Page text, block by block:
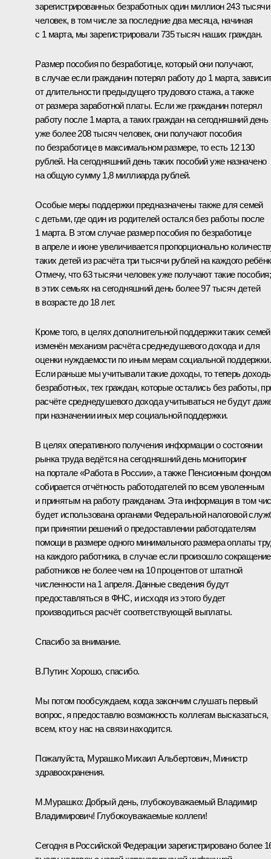
зарегистрированных безработных один миллион 243 тысячи
человек, в том числе за последние два месяца, начиная
с 1 марта, мы зарегистрировали 735 тысяч наших граждан.
Размер пособия по безработице, который они получают,
в случае если гражданин потерял работу до 1 марта,
от длительности предыдущего трудового стажа, а также
от размера заработной платы. Если же гражданин потерял
работу после 1 марта, а таких граждан на сегодняшний день
уже более 208 тысяч человек, они получают пособия
по безработице в максимальном размере, то есть 12 130
рублей. На сегодняшний день таких пособий уже назначено
на общую сумму 1,8 миллиарда рублей.
Особые меры поддержки предназначены также для семей
с детьми, где один из родителей остался без работы после
1 марта. В этом случае размер пособия по безработице
в апреле и июне увеличивается пропорционально
таких детей из расчёта три тысячи рублей на каждого
Отмечу, что 63 тысячи человек уже получают такие пособия;
в этих семьях на сегодняшний день более 97 тысяч детей
в возрасте до 18 лет.
Кроме того, в целях дополнительной поддержки таких семей
изменён механизм расчёта среднедушевого дохода и для
оценки нуждаемости по иным мерам социальной поддержки.
Если раньше мы учитывали такие доходы, то теперь
безработных, тех граждан, которые остались без работы,
расчёте среднедушевого дохода учитываться не будут
при назначении иных мер социальной поддержки.
В целях оперативного получения информации о состоянии
рынка труда ведётся на сегодняшний день мониторинг
на портале «Работа в России», а также Пенсионным фондом
собирается отчётность работодателей по всем уволенным
и принятым на работу гражданам. Эта информация в том
будет использована органами Федеральной налоговой
при принятии решений о предоставлении работодателям
помощи в размере одного минимального размера оплаты
на каждого работника, в случае если произошло сокращение
работников не более чем на 10 процентов от штатной
численности на 1 апреля. Данные сведения будут
предоставляться в ФНС, и исходя из этого будет
производиться расчёт соответствующей выплаты.
Спасибо за внимание.
В.Путин: Хорошо, спасибо.
Мы потом пообсуждаем, когда закончим слушать первый
вопрос, я предоставлю возможность коллегам высказаться,
всем, кто у нас на связи находится.
Пожалуйста, Мурашко Михаил Альбертович, Министр
здравоохранения.
М.Мурашко: Добрый день, глубокоуважаемый Владимир
Владимирович! Глубокоуважаемые коллеги!
Сегодня в Российской Федерации зарегистрировано более